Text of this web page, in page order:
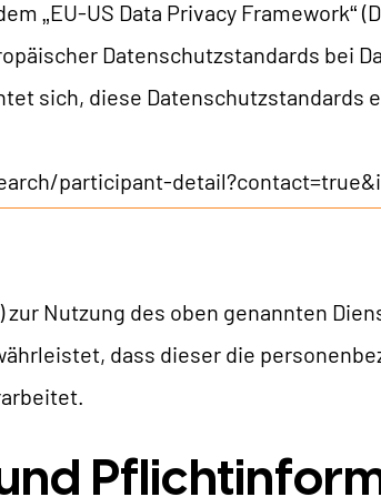
„EU-US Data Privacy Framework“
Datenschutzstandards bei
sich, diese Datenschutzstandards
participant-
Nutzung des oben genannten
dass dieser die